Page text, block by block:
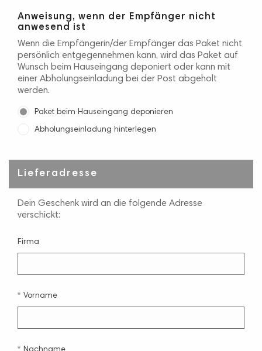
Anweisung, wenn der Empfänger nicht
anwesend ist
Wenn die Empfängerin/der Empfänger das Paket nicht
persönlich entgegennehmen kann, wird das Paket auf
Wunsch beim Hauseingang deponiert oder kann mit
einer Abholungseinladung bei der Post abgeholt
werden.
Paket beim Hauseingang deponieren
Abholungseinladung hinterlegen
Lieferadresse
Dein Geschenk wird an die folgende Adresse
verschickt:
Firma
Vorname